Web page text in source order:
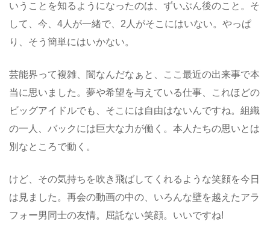
いうことを知るようになったのは、ずいぶん後のこと。そ
して、今、4人が一緒で、2人がそこにはいない。やっぱ
り、そう簡単にはいかない。
芸能界って複雑、闇なんだなぁと、ここ最近の出来事で本
当に思いました。夢や希望を与えている仕事、これほどの
ビッグアイドルでも、そこには自由はないんですね。組織
の一人、バックには巨大な力が働く。本人たちの思いとは
別なところで動く。
けど、その気持ちを吹き飛ばしてくれるような笑顔を今日
は見ました。再会の動画の中の、いろんな壁を越えたアラ
フォー男同士の友情。屈託ない笑顔。いいですね!